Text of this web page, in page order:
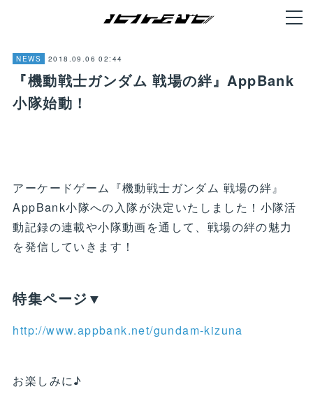
NEWS 2018.09.06 02:44
『機動戦士ガンダム 戦場の絆』AppBank
小隊始動！
アーケードゲーム『機動戦士ガンダム 戦場の絆』
AppBank小隊への入隊が決定いたしました！小隊活
動記録の連載や小隊動画を通して、戦場の絆の魅力
を発信していきます！
特集ページ▼
http://www.appbank.net/gundam-kizuna
お楽しみに♪